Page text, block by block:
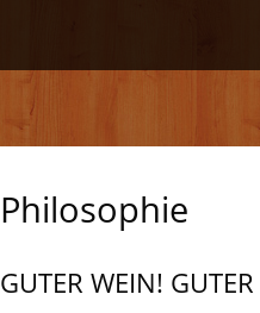
Philosophie
GUTER WEIN!